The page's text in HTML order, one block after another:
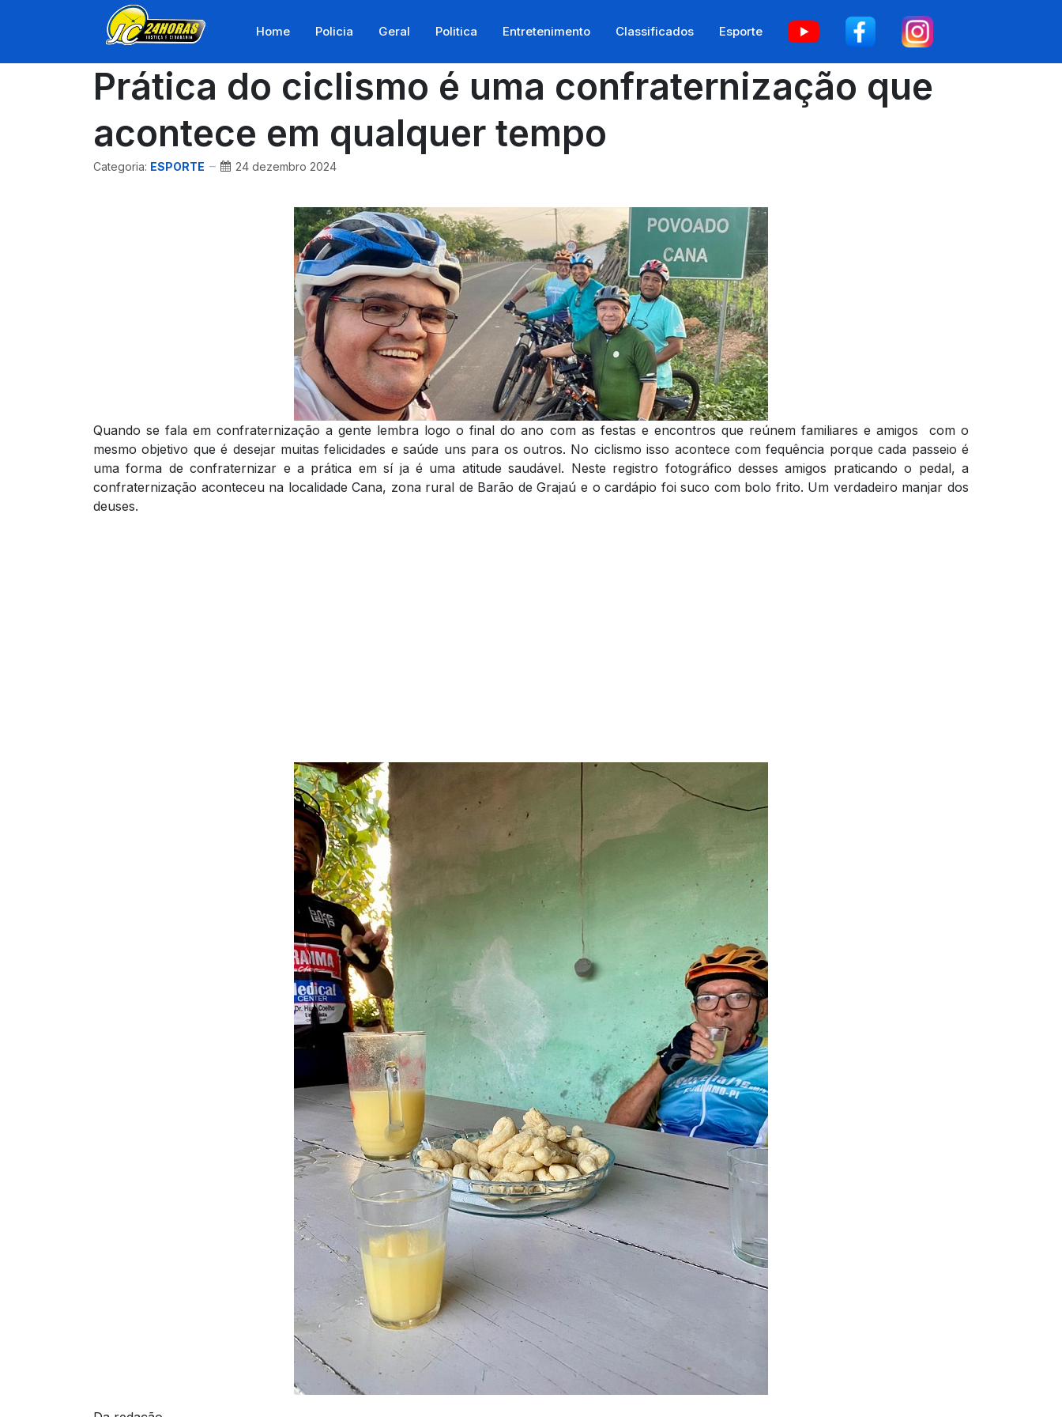
Home Policia Geral Politica Entretenimento Classificados Esporte
Prática do ciclismo é uma confraternização que
acontece em qualquer tempo
Categoria: ESPORTE 24 dezembro 2024
Quando se fala em confraternização a gente lembra logo o final do ano com as festas e encontros que reúnem familiares e amigos com o
mesmo objetivo que é desejar muitas felicidades e saúde uns para os outros. No ciclismo isso acontece com fequência porque cada passeio é
uma forma de confraternizar e a prática em sí ja é uma atitude saudável. Neste registro fotográfico desses amigos praticando o pedal, a
confraternização aconteceu na localidade Cana, zona rural de Barão de Grajaú e o cardápio foi suco com bolo frito. Um verdadeiro manjar dos
deuses.